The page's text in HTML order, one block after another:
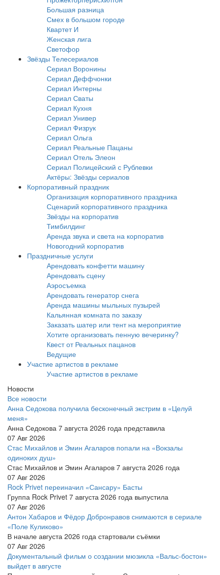
Большая разница
Смех в большом городе
Квартет И
Женская лига
Светофор
Звёзды Телесериалов
Сериал Воронины
Сериал Деффчонки
Сериал Интерны
Сериал Сваты
Сериал Кухня
Сериал Универ
Сериал Физрук
Сериал Ольга
Сериал Реальные Пацаны
Сериал Отель Элеон
Сериал Полицейский с Рублевки
Актёры: Звёзды сериалов
Корпоративный праздник
Организация корпоративного праздника
Сценарий корпоративного праздника
Звёзды на корпоратив
Тимбилдинг
Аренда звука и света на корпоратив
Новогодний корпоратив
Праздничные услуги
Арендовать конфетти машину
Арендовать сцену
Аэросъемка
Арендовать генератор снега
Аренда машины мыльных пузырей
Кальянная комната по заказу
Заказать шатер или тент на мероприятие
Хотите организовать пенную вечеринку?
Квест от Реальных пацанов
Ведущие
Участие артистов в рекламе
Участие артистов в рекламе
Новости
Все новости
Анна Седокова получила бесконечный экстрим в «Целуй
меня»
Анна Седокова 7 августа 2026 года представила
07 Авг 2026
Стас Михайлов и Эмин Агаларов попали на «Вокзалы
одиноких душ»
Стас Михайлов и Эмин Агаларов 7 августа 2026 года
07 Авг 2026
Rock Privet переиначил «Сансару» Басты
Группа Rock Privet 7 августа 2026 года выпустила
07 Авг 2026
Антон Хабаров и Фёдор Добронравов снимаются в сериале
«Поле Куликово»
В начале августа 2026 года стартовали съёмки
07 Авг 2026
Документальный фильм о создании мюзикла «Вальс-бостон»
выйдет в августе